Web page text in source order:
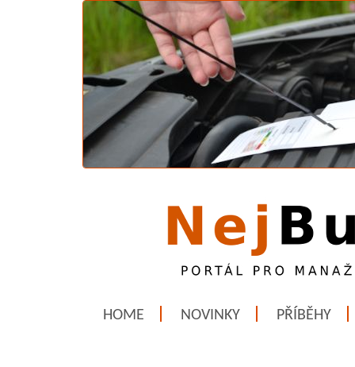
HOME NOVINKY PŘÍBĚHY